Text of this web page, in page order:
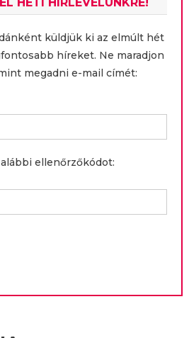
küldjük ki az elmúlt hét
híreket. Ne maradjon
megadni e-mail címét:
ellenőrzőkódot: